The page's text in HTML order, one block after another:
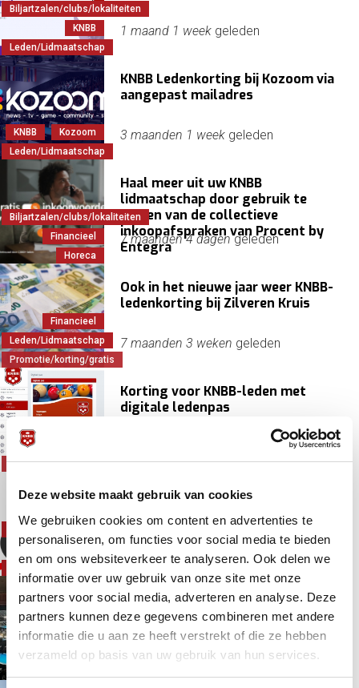
Deze website maakt gebruik van cookies
We gebruiken cookies om content en advertenties te
personaliseren, om functies voor social media te bieden
en om ons websiteverkeer te analyseren. Ook delen we
informatie over uw gebruik van onze site met onze
partners voor social media, adverteren en analyse. Deze
partners kunnen deze gegevens combineren met andere
informatie die u aan ze heeft verstrekt of die ze hebben
verzameld op basis van uw gebruik van hun services.
Biljartzalen/clubs/lokaliteiten
KNBB
Leden/Lidmaatschap
1 maand 1 week geleden
KNBB
Kozoom
Leden/Lidmaatschap
KNBB Ledenkorting bij Kozoom via
aangepast mailadres
3 maanden 1 week geleden
Biljartzalen/clubs/lokaliteiten
Financieel
Horeca
Haal meer uit uw KNBB
lidmaatschap door gebruik te
maken van de collectieve
inkoopafspraken van Procent by
Entegra
7 maanden 4 dagengeleden
Financieel
Leden/Lidmaatschap
Promotie/korting/gratis
Ook in het nieuwe jaar weer KNBB-
ledenkorting bij Zilveren Kruis
7 maanden 3 weken geleden
Promotie/korting/gratis
Korting voor KNBB-leden met
digitale ledenpas
geleden
Biljartzalen/clubs/lokaliteiten
Korting voor alle KNBB-leden bij de
11 maanden 1 week geleden
Europa
Evenementen
KNBB organiseert Eurotour
kwalificatietour ‘The Road to
Assen’
1 jaar 2 maanden geleden